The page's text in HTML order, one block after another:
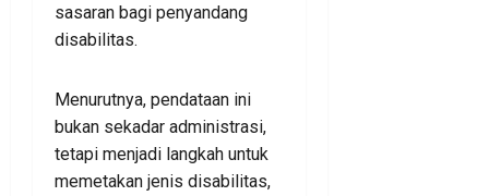
sasaran bagi penyandang
disabilitas.
Menurutnya, pendataan ini
bukan sekadar administrasi,
tetapi menjadi langkah untuk
memetakan jenis disabilitas,